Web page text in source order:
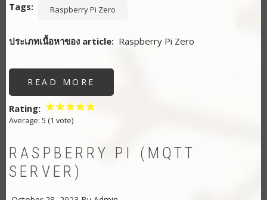
Tags Raspberry Pi Zero
ประเภทเนื้อหาของ article Raspberry Pi Zero
READ MORE
ส่ง
RASPBERRYPI
Rating
Average: 5 (1 vote)
RASPBERRY PI (MQTT
SERVER)